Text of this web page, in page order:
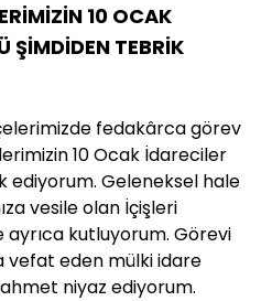
10 OCAK
ŞİMDİDEN TEBRİK
fedakârca görev
10 Ocak İdareciler
ediyorum. Geleneksel hale
vesile olan İçişleri
ayrıca kutluyorum. Görevi
vefat eden mülki idare
niyaz ediyorum.